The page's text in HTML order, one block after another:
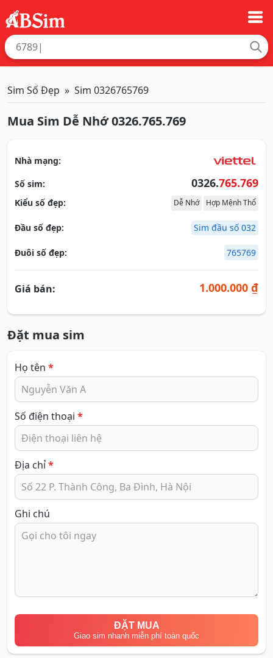
Sim Số Đẹp Sim 0326765769
Mua Sim Dễ Nhớ 0326.765.769
Nhà mạng:
Số sim:
0326.765.769
Kiểu số đẹp: Dễ Nhớ Hợp Mệnh Thổ
Đầu số đẹp: Sim đầu số 032
Đuôi số đẹp: 765769
Giá bán: 1.000.000 ₫
Đặt mua sim
Họ tên *
Số điện thoại *
Địa chỉ*
Ghi chú
ĐẶT MUA
Giao sim nhanh miễn phí toàn quốc